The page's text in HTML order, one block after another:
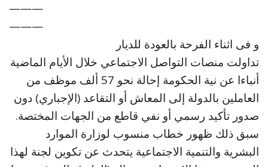
———
———
و فى اثناء الفرحة بالعودة للديار
تداولت منصات التواصل الاجتماعي خلال الأيام الماضية
أنباءا عن نية الحكومة إحالة نحو 57 ألف موظف من
العاملين بالدولة إلى المعاش أو التقاعد (الإجباري) دون
صدور تأكيد رسمي أو نفي قاطع من الجهات المختصة.
سبق ذلك ظهور خطاب منسوب لوزارة الموارد
البشرية والتنمية الاجتماعية يتحدث عن تكوين لجنة لهذا